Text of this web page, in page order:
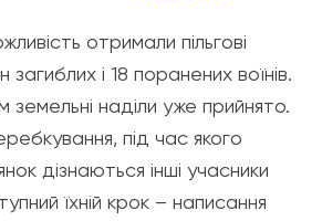
отримали пільгові
загиблих і 18 поранених воїнів.
земельні наділи уже прийнято.
під час якого
дізнаються інші учасники
їхній крок – написання